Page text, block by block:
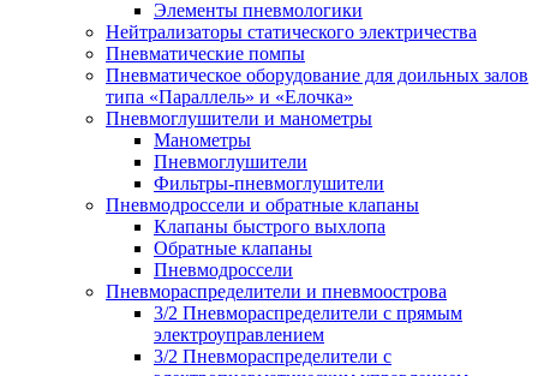
Элементы пневмологики
Нейтрализаторы статического электричества
Пневматические помпы
Пневматическое оборудование для доильных залов
типа «Параллель» и «Елочка»
Пневмоглушители и манометры
Манометры
Пневмоглушители
Фильтры-пневмоглушители
Пневмодроссели и обратные клапаны
Клапаны быстрого выхлопа
Обратные клапаны
Пневмодроссели
Пневмораспределители и пневмоострова
3/2 Пневмораспределители с прямым
электроуправлением
3/2 Пневмораспределители с